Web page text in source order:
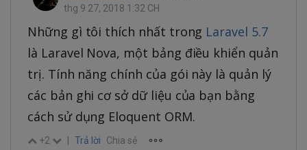
thg 9 27, 2018 1:32 CH
Những gì tôi thích nhất trong Laravel 5.7
là Laravel Nova, một bảng điều khiển quản
trị. Tính năng chính của gói này là quản lý
các bản ghi cơ sở dữ liệu của bạn bằng
cách sử dụng Eloquent ORM.
+2 Trả lời Chia sẻ